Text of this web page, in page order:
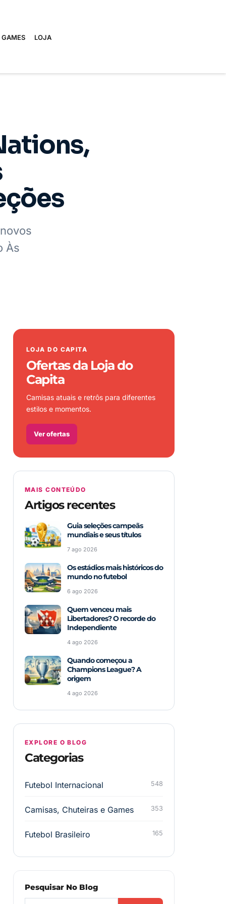
LOJA
Às
LOJA DO CAPITA
Ofertas da Loja do
Capita
Camisas atuais e retrôs para diferentes
estilos e momentos.
Ver ofertas
MAIS CONTEÚDO
Artigos recentes
Guia seleções campeãs
mundiais e seus títulos
7 ago 2026
Os estádios mais históricos do
mundo no futebol
6 ago 2026
Quem venceu mais
Libertadores? O recorde do
Independiente
4 ago 2026
Quando começou a
Champions League? A
origem
4 ago 2026
EXPLORE O BLOG
Categorias
Futebol Internacional 548
Camisas, Chuteiras e Games 353
Futebol Brasileiro 165
Pesquisar No Blog